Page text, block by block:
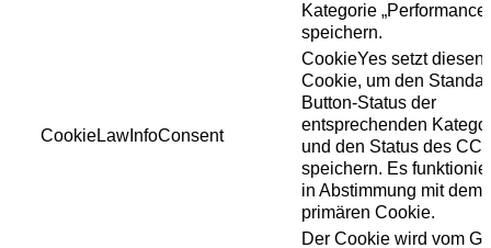
Kategorie
speichern.
CookieLawInfoConsent
CookieYes setzt diesen
Cookie, um den
Button-Status der
entsprechenden
und den Status des
speichern. Es
in Abstimmung mit dem
primären Cookie.
Der Cookie wird vom